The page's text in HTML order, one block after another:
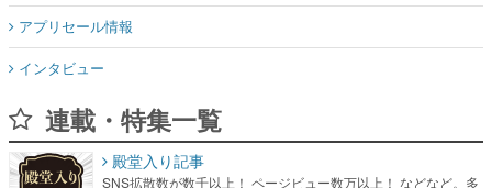
アプリセール情報
インタビュー
連載・特集一覧
殿堂入り記事
SNS拡散数が数千以上！ ページビュー数万以上！ などなど。多